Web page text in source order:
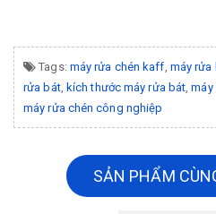
Tags: máy rửa chén kaff máy
rửa bát, kích thước máy rửa bát ,máy
máy rửa chén công nghiệp
SẢN PHẨM